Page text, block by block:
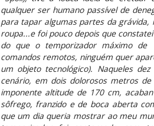
qualquer ser humano passível de
para tapar algumas partes da
roupa...e foi pouco depois que
do que o temporizador máximo de
comandos remotos, ninguém quer
um objeto tecnológico). Naqueles
cenário, em dois dolorosos metros
imponente altitude de 170 cm,
sôfrego, franzido e de boca aberta
que um dia queria mostrar ao meu